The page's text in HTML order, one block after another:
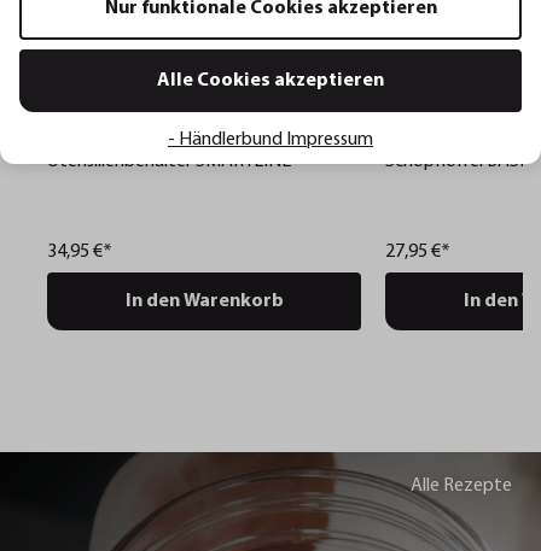
Utensilienbehälter SMARTLINE
34,95 €*
In den Warenkorb
Schöpflöffel
27,95 €*
In den
Alle Rezepte
Nur funktionale Cookies akzeptieren
Alle Cookies akzeptieren
- Händlerbund Impressum